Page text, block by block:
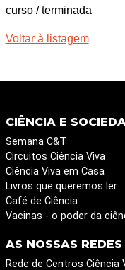
curso / terminada
Voltar à listagem
CIÊNCIA E
Semana C&T
Circuitos Ciência Viva
Ciência Viva em Casa
Livros que queremos ler
Café de Ciência
Vacinas - o poder da
AS NOSSAS REDES
Rede de Centros Ciência